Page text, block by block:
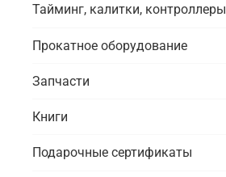
Тайминг, калитки, контроллеры
Прокатное оборудование
Запчасти
Книги
Подарочные сертификаты